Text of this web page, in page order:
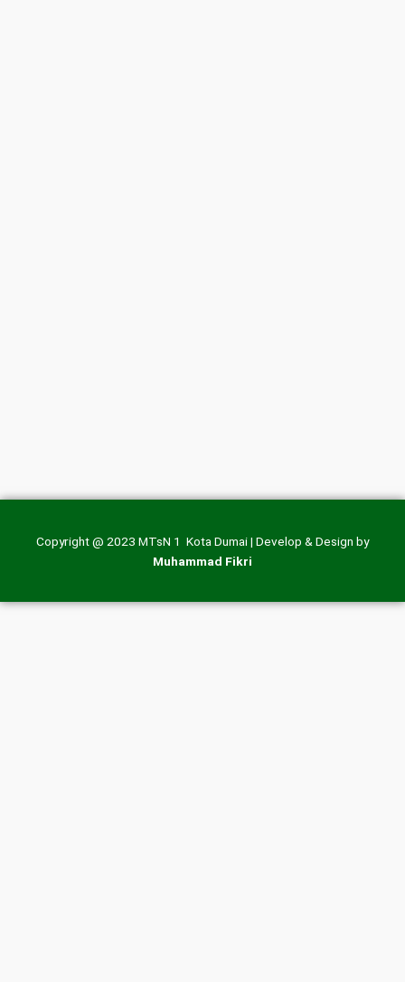
Copyright @ 2023 MTsN 1 Kota Dumai | Develop & Design by
Muhammad Fikri